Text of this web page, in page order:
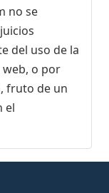
no se
del uso de la
o por
fruto de un
el